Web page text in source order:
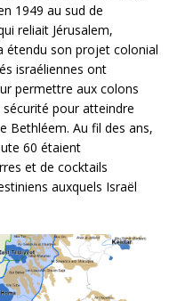
1949 au sud de
reliait Jérusalem,
étendu son projet colonial
israéliennes ont
permettre aux colons
pour atteindre
Bethléem. Au fil des ans,
60 étaient
et de cocktails
auxquels Israël